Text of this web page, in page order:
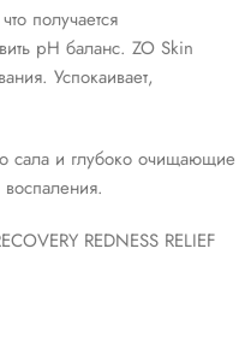
получается
pH баланс. ZO Skin
Успокаивает,
сала и глубоко очищающие
REDNESS RELIEF